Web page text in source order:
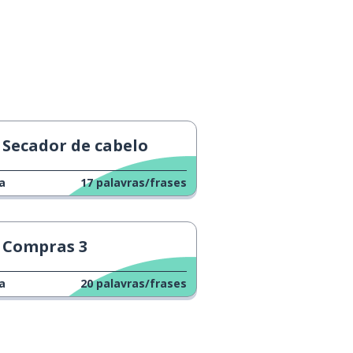
Secador de cabelo
17 palavras/frases
Compras 3
20 palavras/frases